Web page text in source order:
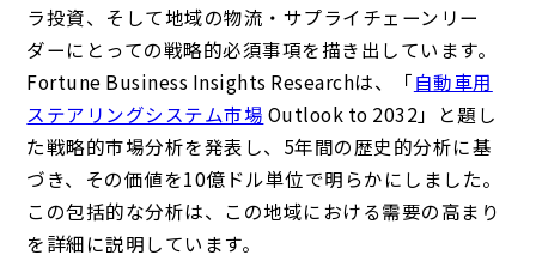
ラ投資、そして地域の物流・サプライチェーンリー
ダーにとっての戦略的必須事項を描き出しています。
Fortune Business Insights Researchは、「自動車用
ステアリングシステム市場 Outlook to 2032」と題し
た戦略的市場分析を発表し、5年間の歴史的分析に基
づき、その価値を10億ドル単位で明らかにしました。
この包括的な分析は、この地域における需要の高まり
を詳細に説明しています。